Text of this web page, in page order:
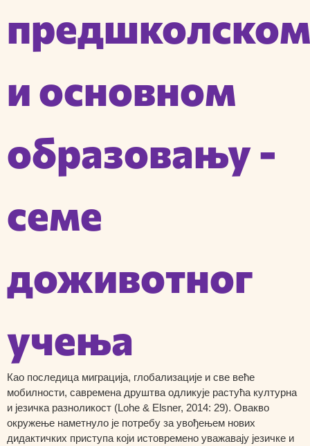
предшколском
и основном
образовању -
семе
доживотног
учења
Као последица миграција, глобализације и све веће
мобилности, савремена друштва одликује растућа културна
и језичка разноликост (Lohe & Elsner, 2014: 29). Овакво
окружење наметнуло је потребу за увођењем нових
дидактичких приступа који истовремено уважавају језичке и